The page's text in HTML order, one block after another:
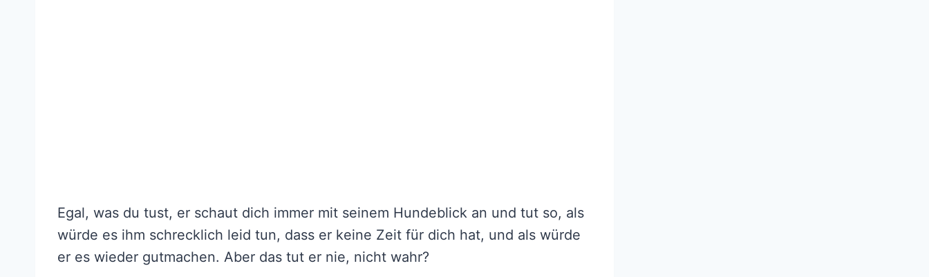
Egal, was du tust, er schaut dich immer mit seinem Hundeblick an und tut so, als
würde es ihm schrecklich leid tun, dass er keine Zeit für dich hat, und als würde
er es wieder gutmachen. Aber das tut er nie, nicht wahr?